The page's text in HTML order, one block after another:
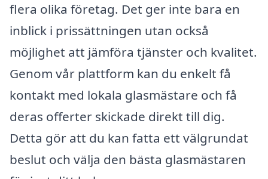
flera olika företag. Det ger inte bara en
inblick i prissättningen utan också
möjlighet att jämföra tjänster och kvalitet.
Genom vår plattform kan du enkelt få
kontakt med lokala glasmästare och få
deras offerter skickade direkt till dig.
Detta gör att du kan fatta ett välgrundat
beslut och välja den bästa glasmästaren